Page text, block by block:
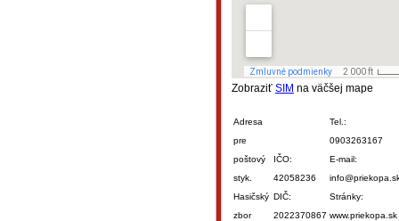
Zobraziť SIM na väčšej mape
Adresa
pre
poštový
styk.
Hasičský
zbor
IČO:
42058236
DIČ:
2022370867
Tel.:
0903263167
E-mail:
Stránky:
www.priekopa.sk